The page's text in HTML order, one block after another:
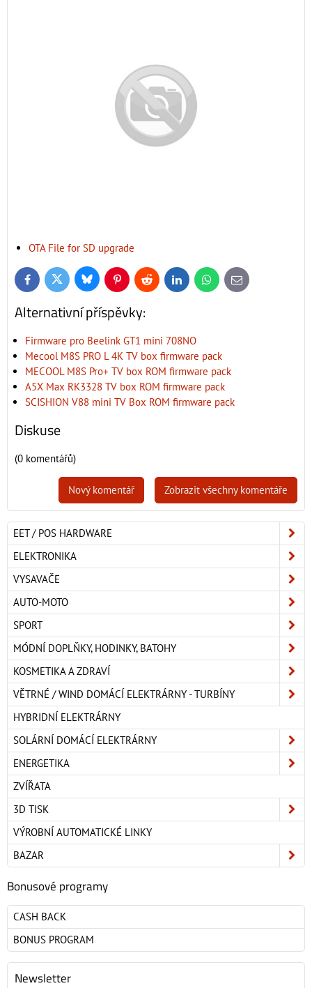
OTA File for SD upgrade
FacebookTwitter BlueskyPinterestReddit LinkedInWhatsApp
E-
mail
Alternativní příspěvky:
Firmware pro Beelink GT1 mini 708NO
Mecool M8S PRO L 4K TV box firmware pack
MECOOL M8S Pro+ TV box ROM firmware pack
A5X Max RK3328 TV box ROM firmware pack
SCISHION V88 mini TV Box ROM firmware pack
Diskuse
(0 komentářů)
Zobrazit všechny komentáře
Nový komentář
EET / POS HARDWARE
ELEKTRONIKA
VYSAVAČE
AUTO-MOTO
SPORT
MÓDNÍ DOPLŇKY, HODINKY, BATOHY
KOSMETIKA A ZDRAVÍ
VĚTRNÉ / WIND DOMÁCÍ ELEKTRÁRNY - TURBÍNY
HYBRIDNÍ ELEKTRÁRNY
SOLÁRNÍ DOMÁCÍ ELEKTRÁRNY
ENERGETIKA
ZVÍŘATA
3D TISK
VÝROBNÍ AUTOMATICKÉ LINKY
BAZAR
Bonusové programy
CASH BACK
BONUS PROGRAM
Newsletter